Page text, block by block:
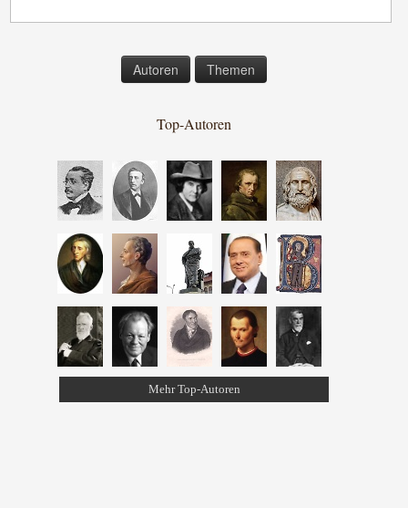
Autoren Themen
Top-Autoren
Mehr Top-Autoren